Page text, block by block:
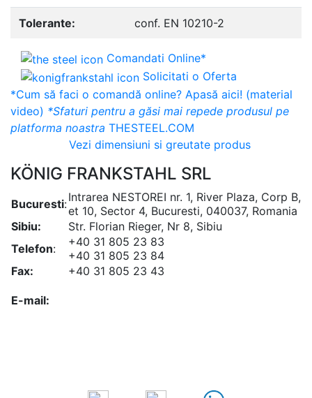
Tolerante: conf. EN 10210-2
Comandati Online*
Solicitati o Oferta
*Cum să faci o comandă online? Apasă aici! (material
video) *Sfaturi pentru a găsi mai repede produsul pe
platforma noastra THESTEEL.COM
Vezi dimensiuni si greutate produs
KÖNIG FRANKSTAHL SRL
Bucuresti:Intrarea NESTOREI nr. 1, River Plaza, Corp B,
et 10, Sector 4, Bucuresti, 040037, Romania
Sibiu:
Str. Florian Rieger, Nr 8, Sibiu
Telefon:
+40 31 805 23 83
+40 31 805 23 84
Fax:
+40 31 805 23 43
E-mail: